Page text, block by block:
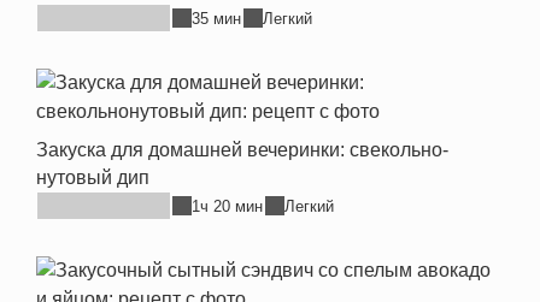
35 мин Легкий
Закуска для домашней вечеринки: свекольно-
нутовый дип
1ч 20 мин Легкий